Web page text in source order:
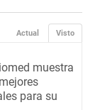
Visto
Actual
muestra
para su